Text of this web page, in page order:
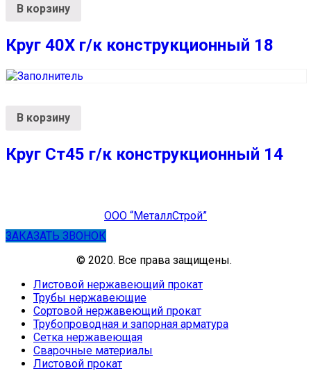
В корзину
Круг 40Х г/к конструкционный 18
В корзину
Круг Ст45 г/к конструкционный 14
ООО “МеталлСтрой”
ЗАКАЗАТЬ ЗВОНОК
© 2020. Все права защищены.
Листовой нержавеющий прокат
Трубы нержавеющие
Сортовой нержавеющий прокат
Трубопроводная и запорная арматура
Сетка нержавеющая
Сварочные материалы
Листовой прокат